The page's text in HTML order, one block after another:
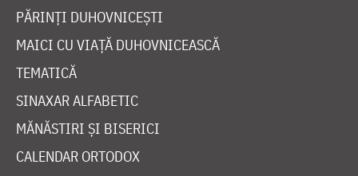
PĂRINȚI DUHOVNICEȘTI
MAICI CU VIAȚĂ DUHOVNICEASCĂ
TEMATICĂ
SINAXAR ALFABETIC
MĂNĂSTIRI ȘI BISERICI
CALENDAR ORTODOX